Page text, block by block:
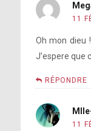
11
Oh mon dieu
J’espere que
RÉPONDRE
11